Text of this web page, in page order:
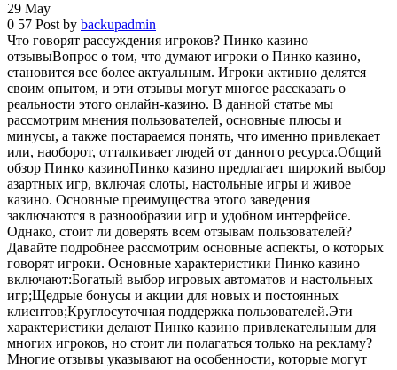
29 May
0 57 Post by backupadmin
Что говорят рассуждения игроков? Пинко казино
отзывыВопрос о том, что думают игроки о Пинко казино,
становится все более актуальным. Игроки активно делятся
своим опытом, и эти отзывы могут многое рассказать о
реальности этого онлайн-казино. В данной статье мы
рассмотрим мнения пользователей, основные плюсы и
минусы, а также постараемся понять, что именно привлекает
или, наоборот, отталкивает людей от данного ресурса.Общий
обзор Пинко казиноПинко казино предлагает широкий выбор
азартных игр, включая слоты, настольные игры и живое
казино. Основные преимущества этого заведения
заключаются в разнообразии игр и удобном интерфейсе.
Однако, стоит ли доверять всем отзывам пользователей?
Давайте подробнее рассмотрим основные аспекты, о которых
говорят игроки. Основные характеристики Пинко казино
включают:Богатый выбор игровых автоматов и настольных
игр;Щедрые бонусы и акции для новых и постоянных
клиентов;Круглосуточная поддержка пользователей.Эти
характеристики делают Пинко казино привлекательным для
многих игроков, но стоит ли полагаться только на рекламу?
Многие отзывы указывают на особенности, которые могут